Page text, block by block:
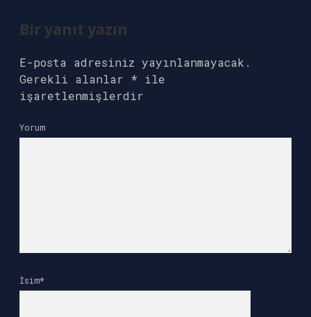
Bir yanıt yazın
E-posta adresiniz yayınlanmayacak.
Gerekli alanlar * ile
işaretlenmişlerdir
Yorum
İsim*